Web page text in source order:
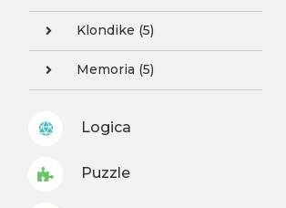
Klondike (5)
Memoria (5)
Logica
Puzzle